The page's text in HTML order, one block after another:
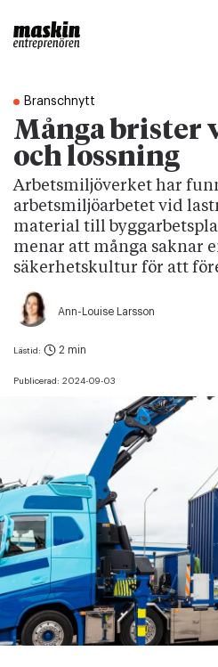
Branschnytt
Många brister
och lossning
Arbetsmiljöverket har
arbetsmiljöarbetet vid
material till
menar att många saknar
säkerhetskultur för att
Ann-Louise Larsson
Publicerad: 2024-09-03
Lästid: 2 min